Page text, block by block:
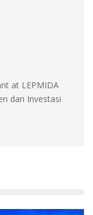
at LEPMIDA
dan Investasi